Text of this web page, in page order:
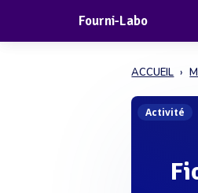
Fourni-Labo
ACCUEIL
Activité